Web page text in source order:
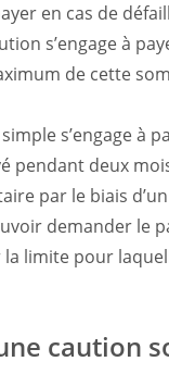
en cas de
s’engage à
de cette
s’engage à
pendant deux
par le biais
demander le
limite pour
caution